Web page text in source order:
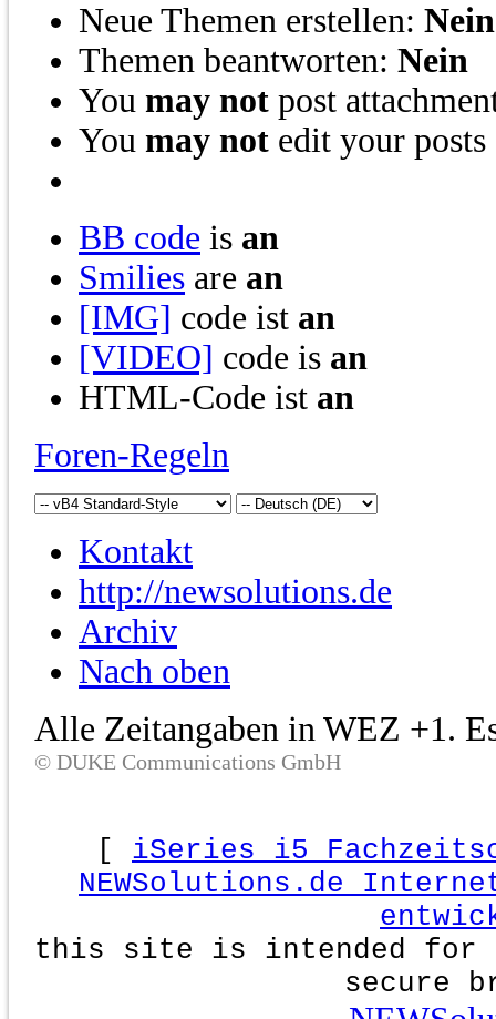
Neue Themen erstellen: Nein
Themen beantworten: Nein
You may not post
You may not edit your posts
BB code is an
Smilies are an
[IMG] code ist an
[VIDEO] code is an
HTML-Code ist an
Foren-Regeln
Kontakt
http://newsolutions.de
Archiv
Nach oben
Alle Zeitangaben in WEZ +1.
© DUKE Communications GmbH
[ iSeries i5
NEWSolutions.de
this site is intended for
secure